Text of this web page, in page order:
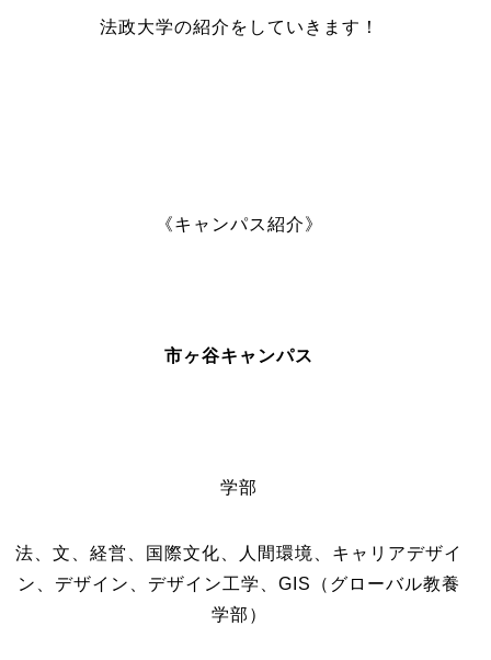
法政大学の紹介をしていきます！
《キャンパス紹介》
市ヶ谷キャンパス
学部
法、文、経営、国際文化、人間環境、キャリアデザイ
ン、デザイン、デザイン工学、GIS（グローバル教養
学部）